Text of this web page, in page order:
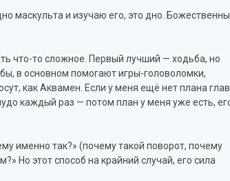
маскульта и изучаю его, это дно.
что-то сложное. Первый лучший — ходьба, но
в основном помогают игры-головоломки,
как Аквамен. Если у меня ещё нет плана
каждый раз — потом план у меня уже есть,
именно так?» (почему такой поворот, почему
Но этот способ на крайний случай, его сила